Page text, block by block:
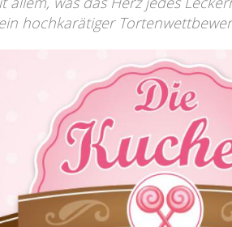
hochkarätiger